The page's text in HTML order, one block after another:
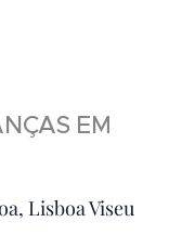
EM
Lisboa Viseu